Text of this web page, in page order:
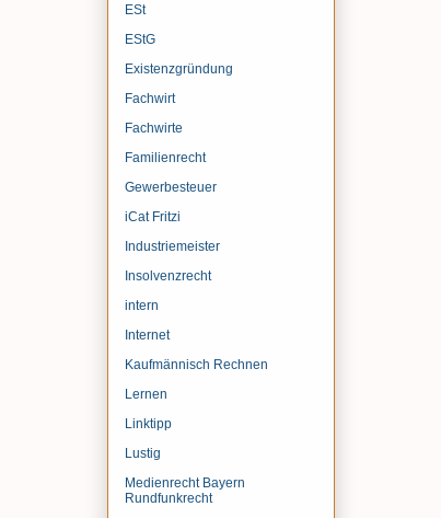
ESt
EStG
Existenzgründung
Fachwirt
Fachwirte
Familienrecht
Gewerbesteuer
iCat Fritzi
Industriemeister
Insolvenzrecht
intern
Internet
Kaufmännisch Rechnen
Lernen
Linktipp
Lustig
Medienrecht Bayern
Rundfunkrecht